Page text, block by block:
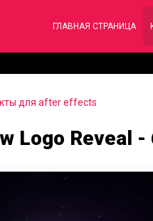
ГЛАВНАЯ СТРАНИЦА
для after effects
Logo Reveal -